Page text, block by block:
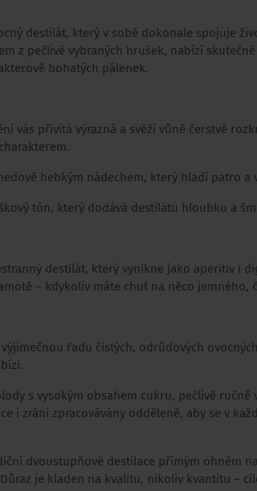
destilát, který v sobě dokonale spojuje
z pečlivě vybraných hrušek, nabízí
bohatých pálenek.
vás přivítá výrazná a svěží vůně čerstvě
hebkým nádechem, který hladí patro
tón, který dodává destilátu hloubku a
destilát, který vynikne jako aperitiv i
– kdykoliv máte chuť na něco jemného,
řadu čistých, odrůdových
s vysokým obsahem cukru, pečlivě
i zrání zpracovávány odděleně, aby se v
dvoustupňové destilace přímým ohněm
je kladen na kvalitu, nikoliv kvantitu –